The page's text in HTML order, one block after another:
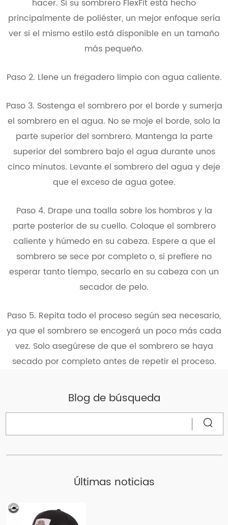
hacer. Si su sombrero FlexFit está hecho
principalmente de poliéster, un mejor enfoque sería
ver si el mismo estilo está disponible en un tamaño
más pequeño.
Paso 2. Llene un fregadero limpio con agua caliente.
Paso 3. Sostenga el sombrero por el borde y sumerja
el sombrero en el agua. No se moje el borde, solo la
parte superior del sombrero. Mantenga la parte
superior del sombrero bajo el agua durante unos
cinco minutos. Levante el sombrero del agua y deje
que el exceso de agua gotee.
Paso 4. Drape una toalla sobre los hombros y la
parte posterior de su cuello. Coloque el sombrero
caliente y húmedo en su cabeza. Espere a que el
sombrero se sece por completo o, si prefiere no
esperar tanto tiempo, secarlo en su cabeza con un
secador de pelo.
Paso 5. Repita todo el proceso según sea necesario,
ya que el sombrero se encogerá un poco más cada
vez. Solo asegúrese de que el sombrero se haya
secado por completo antes de repetir el proceso.
Blog de búsqueda
Últimas noticias